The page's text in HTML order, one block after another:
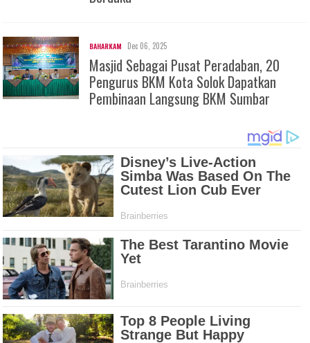
BAHARKAM Dec 06, 2025
Masjid Sebagai Pusat Peradaban, 20
Pengurus BKM Kota Solok Dapatkan
Pembinaan Langsung BKM Sumbar